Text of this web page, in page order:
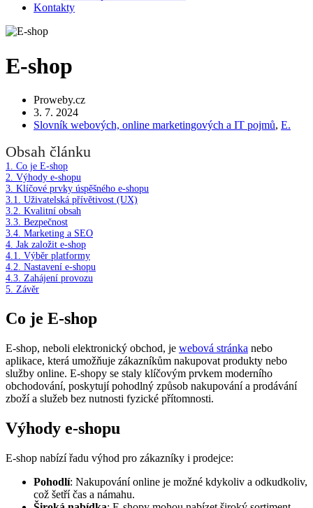
Kontakty
E-shop
Proweby.cz
3. 7. 2024
Slovník webových, online marketingových a IT pojmů, E.
Obsah článku
1. Co je E-shop
2. Výhody e-shopu
3. Klíčové prvky úspěšného e-shopu
3.1. Uživatelská přívětivost (UX)
3.2. Kvalitní obsah
3.3. Bezpečnost
3.4. Marketing a SEO
4. Jak založit e-shop
4.1. Výběr platformy
4.2. Nastavení e-shopu
4.3. Zahájení provozu
5. Závěr
Co je E-shop
E-shop, neboli elektronický obchod, je webová stránka nebo
aplikace, která umožňuje zákazníkům nakupovat produkty nebo
služby online. E-shopy se staly klíčovým prvkem moderního
obchodování, poskytují pohodlný způsob nakupování a prodávání
zboží a služeb bez nutnosti fyzické přítomnosti.
Výhody e-shopu
E-shop nabízí řadu výhod pro zákazníky i prodejce:
Pohodlí: Nakupování online je možné kdykoliv a odkudkoliv,
což šetří čas a námahu.